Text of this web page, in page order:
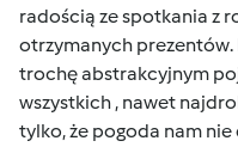
radością ze spotkania z
otrzymanych prezentów.
trochę abstrakcyjnym
wszystkich , nawet
tylko, że pogoda nam nie